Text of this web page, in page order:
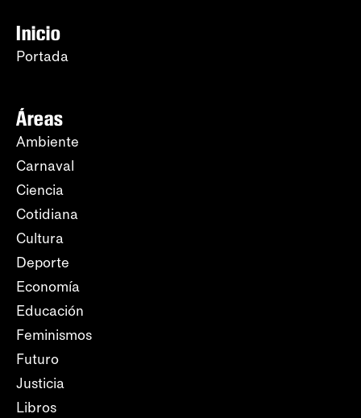
Inicio
Portada
Áreas
Ambiente
Carnaval
Ciencia
Cotidiana
Cultura
Deporte
Economía
Educación
Feminismos
Futuro
Justicia
Libros